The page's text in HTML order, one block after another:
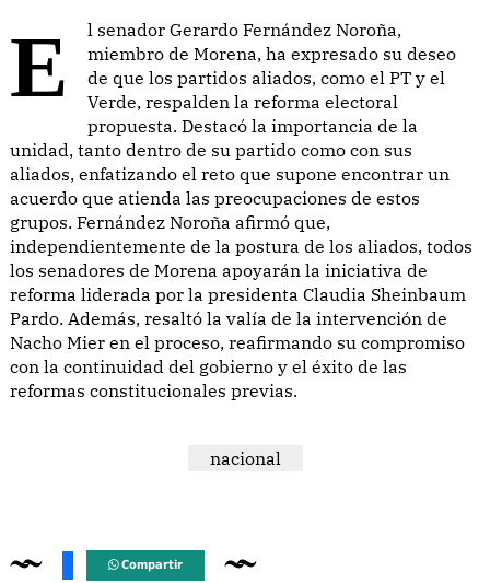
El senador Gerardo Fernández Noroña,
miembro de Morena, ha expresado su deseo
de que los partidos aliados, como el PT y el
Verde, respalden la reforma electoral
propuesta. Destacó la importancia de la
unidad, tanto dentro de su partido como con sus
aliados, enfatizando el reto que supone encontrar un
acuerdo que atienda las preocupaciones de estos
grupos. Fernández Noroña afirmó que,
independientemente de la postura de los aliados, todos
los senadores de Morena apoyarán la iniciativa de
reforma liderada por la presidenta Claudia Sheinbaum
Pardo. Además, resaltó la valía de la intervención de
Nacho Mier en el proceso, reafirmando su compromiso
con la continuidad del gobierno y el éxito de las
reformas constitucionales previas.
nacional
Compartir